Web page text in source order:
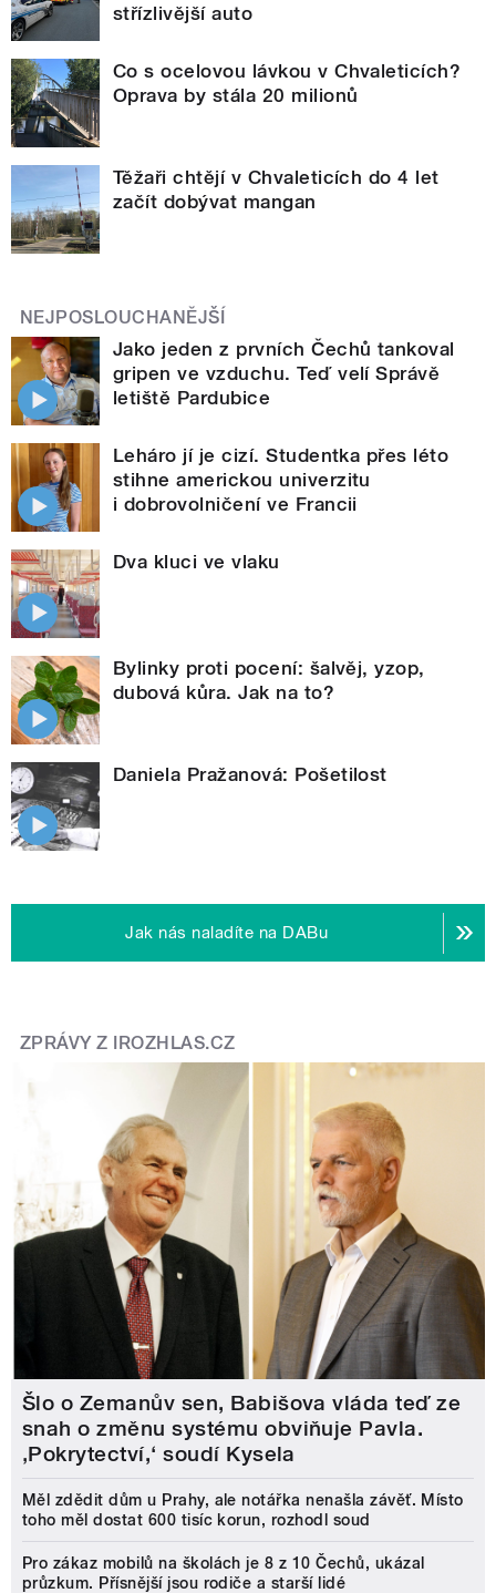
střízlivější auto
Co s ocelovou lávkou v Chvaleticích?
Oprava by stála 20 milionů
Těžaři chtějí v Chvaleticích do 4 let
začít dobývat mangan
NEJPOSLOUCHANĚJŠÍ
Jako jeden z prvních Čechů tankoval
gripen ve vzduchu. Teď velí Správě
letiště Pardubice
Leháro jí je cizí. Studentka přes léto
stihne americkou univerzitu
i dobrovolničení ve Francii
Dva kluci ve vlaku
Bylinky proti pocení: šalvěj, yzop,
dubová kůra. Jak na to?
Daniela Pražanová: Pošetilost
Jak nás naladíte na DABu
ZPRÁVY Z IROZHLAS.CZ
Šlo o Zemanův sen, Babišova vláda teď ze
snah o změnu systému obviňuje Pavla.
‚Pokrytectví,‘ soudí Kysela
Měl zdědit dům u Prahy, ale notářka nenašla závěť. Místo
toho měl dostat 600 tisíc korun, rozhodl soud
Pro zákaz mobilů na školách je 8 z 10 Čechů, ukázal
průzkum. Přísnější jsou rodiče a starší lidé